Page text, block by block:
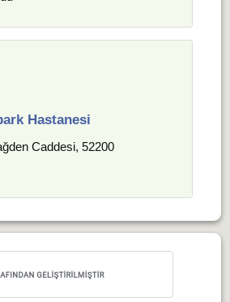
Hastanesi
Caddesi, 52200